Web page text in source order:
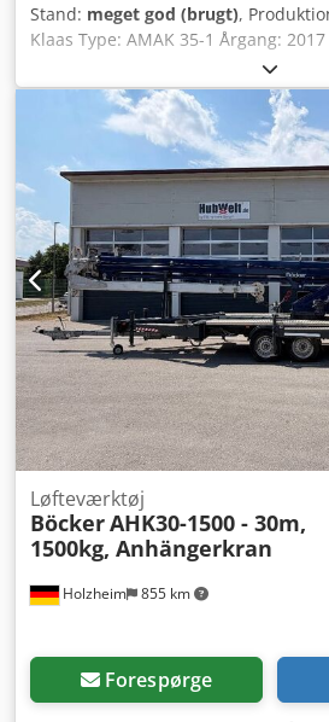
Stand: meget god (brugt),
Klaas Type: AMAK 35-1 Årgang:
Hjf Maskinnummer: 20174113
24.07.2026) Løftekapacitet: 1500 kg
hydraulisk støtteben • Dieselmotor
kan betjenes under belastning •
top • Arbejdsplatformfunktion er
Holzheim 855 km
Løfteværktøj
BöckerAHK30-1500 - 30m,
1500kg, Anhängerkran
Forespørge